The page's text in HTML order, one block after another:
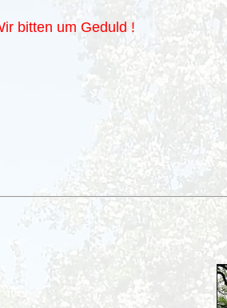
bitten um Geduld !